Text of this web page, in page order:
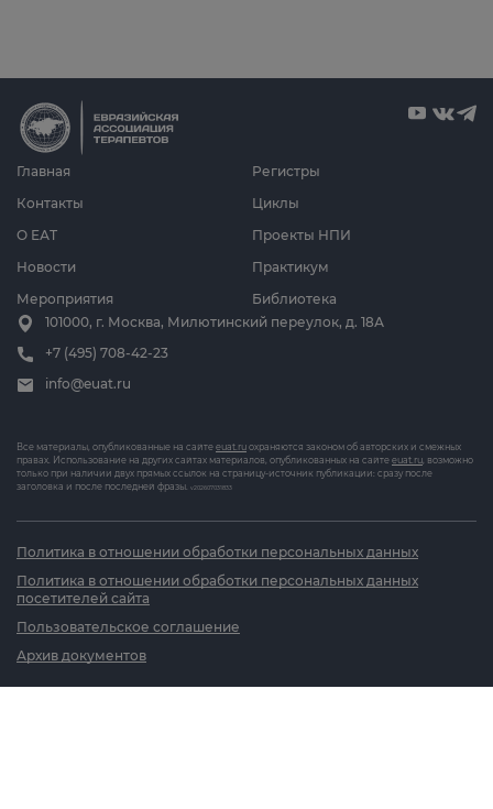
Главная
О ЕАТ
Новости
Мероприятия
Циклы
Проекты НПИ
Практикум
Библиотека
Регистры
Контакты
101000, г. Москва, Милютинский переулок, д. 18А
+7 (495) 708-42-23
info@euat.ru
Все материалы, опубликованные на сайте euat.ru охраняются законом об авторских и смежных
правах. Использование на других сайтах материалов, опубликованных на сайте euat.ru, возможно
только при наличии двух прямых ссылок на страницу-источник публикации: сразу после
заголовка и после последней фразы. v202607031833
Политика в отношении обработки персональных данных
Политика в отношении обработки персональных данных
посетителей сайта
Пользовательское соглашение
Архив документов